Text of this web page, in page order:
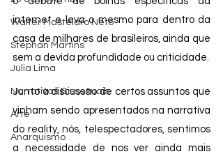
Walter Mastelaro Neto
Stephan Martins
Júlia Lima
Narrativas Bissexuais
Arte
Anarquismo
internet e leva o mesmo para dentro da
casa de milhares de brasileiros, ainda que
Junto à discussão de certos assuntos que
vinham sendo apresentados na narrativa
do reality, nós, telespectadores, sentimos
a necessidade de nos ver ainda mais